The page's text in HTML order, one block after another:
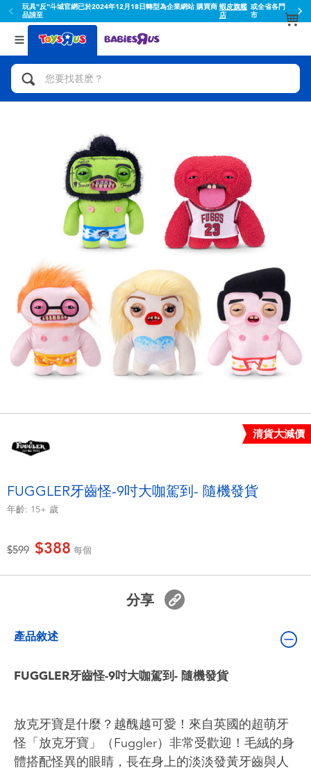
玩具"反"斗城官網已於2024年12月18日轉型為企業網站 購買商
品請至
蝦皮旗艦
店
或全省各門
市
返回
分類目錄
人氣英雄,角色扮演,射擊玩具
拼砌組合及樂高LEGO
玩具車,貨車,火車及遙控系列
手工藝,文具,蠟筆,泥膠,畫板
娃娃, 芭比,收藏公仔
電子玩具
遊戲及拼圖系列
角色扮演及造型系列
毛毛公仔玩具
嬰兒及學前玩具
電池
盲盒
返回
品牌
Toy Story玩具總動員
52TOYS
Fuggler
Miniso名創優品
playpop
LEGO樂高
Barbie芭比
Play-Doh培樂多
清貨大減價
FUGGLER牙齒怪-9吋大咖駕到- 隨機發貨
年齡: 15+ 歲
價格從
$599至$388 每個
分享
產品敘述
FUGGLER牙齒怪-9吋大咖駕到- 隨機發貨
放克牙寶是什麼？越醜越可愛！來自英國的超萌牙
怪「放克牙寶」（Fuggler）非常受歡迎！毛絨的身
體搭配怪異的眼睛，長在身上的淡淡發黃牙齒與人